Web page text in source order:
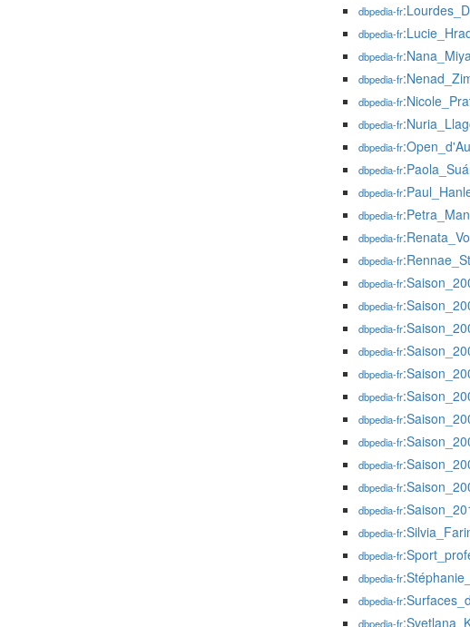
dbpedia-fr
dbpedia-fr
dbpedia-fr
dbpedia-fr
dbpedia-fr
dbpedia-fr
dbpedia-fr
dbpedia-fr
dbpedia-fr
dbpedia-fr
dbpedia-fr
dbpedia-fr
dbpedia-fr
dbpedia-fr
dbpedia-fr
dbpedia-fr
dbpedia-fr
dbpedia-fr
dbpedia-fr
dbpedia-fr
dbpedia-fr
dbpedia-fr
dbpedia-fr
dbpedia-fr
dbpedia-fr
dbpedia-fr
dbpedia-fr
dbpedia-fr